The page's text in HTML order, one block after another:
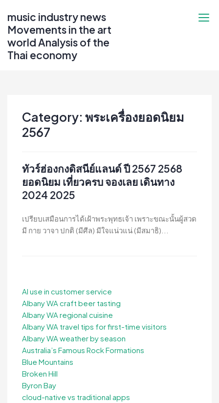
content
music industry news
Movements in the art
world Analysis of the
Thai economy
Category: พระเครื่องยอดนิยม
2567
ทัวร์ฮ่องกงดิสนีย์แลนด์ ปี 2567 2568
ยอดนิยม เที่ยวครบ จองเลย เดินทาง
2024 2025
เปรียบเสมือนการได้เฝ้าพระพุทธเจ้า เพราะขณะนั้นผู้สวด
มี กาย วาจา ปกติ (มีศีล) มีใจแน่วแน่ (มีสมาธิ)...
AI use in customer service
Albany WA craft beer tasting
Albany WA regional cuisine
Albany WA travel tips for first-time visitors
Albany WA weather by season
Australia’s Famous Rock Formations
Blue Mountains
Broken Hill
Byron Bay
cloud-native vs traditional apps